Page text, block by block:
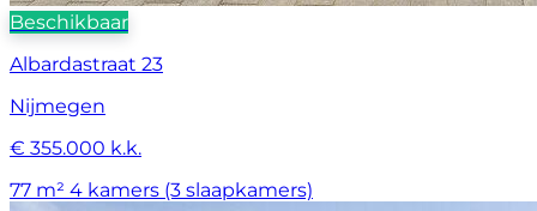
Beschikbaar
Albardastraat 23
Nijmegen
€ 355.000 k.k.
77 m² 4 kamers (3 slaapkamers)